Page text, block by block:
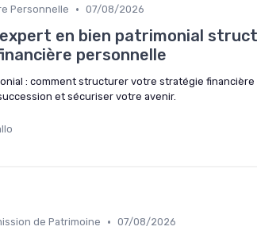
Personnelle • 07/08/2026
en bien patrimonial
personnelle
: comment structurer votre stratégie financière
et sécuriser votre avenir.
de Patrimoine • 07/08/2026